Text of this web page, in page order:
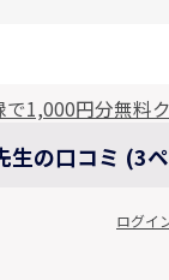
で1,000円分無
生の口コミ (3
ログイ